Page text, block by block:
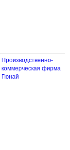
Производственно-
коммерческая фирма
Гюнай